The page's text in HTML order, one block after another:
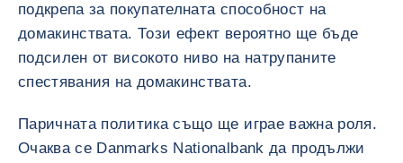
подкрепа за покупателната способност на
домакинствата. Този ефект вероятно ще бъде
подсилен от високото ниво на натрупаните
спестявания на домакинствата.
Паричната политика също ще играе важна роля.
Очаква се Danmarks Nationalbank да продължи